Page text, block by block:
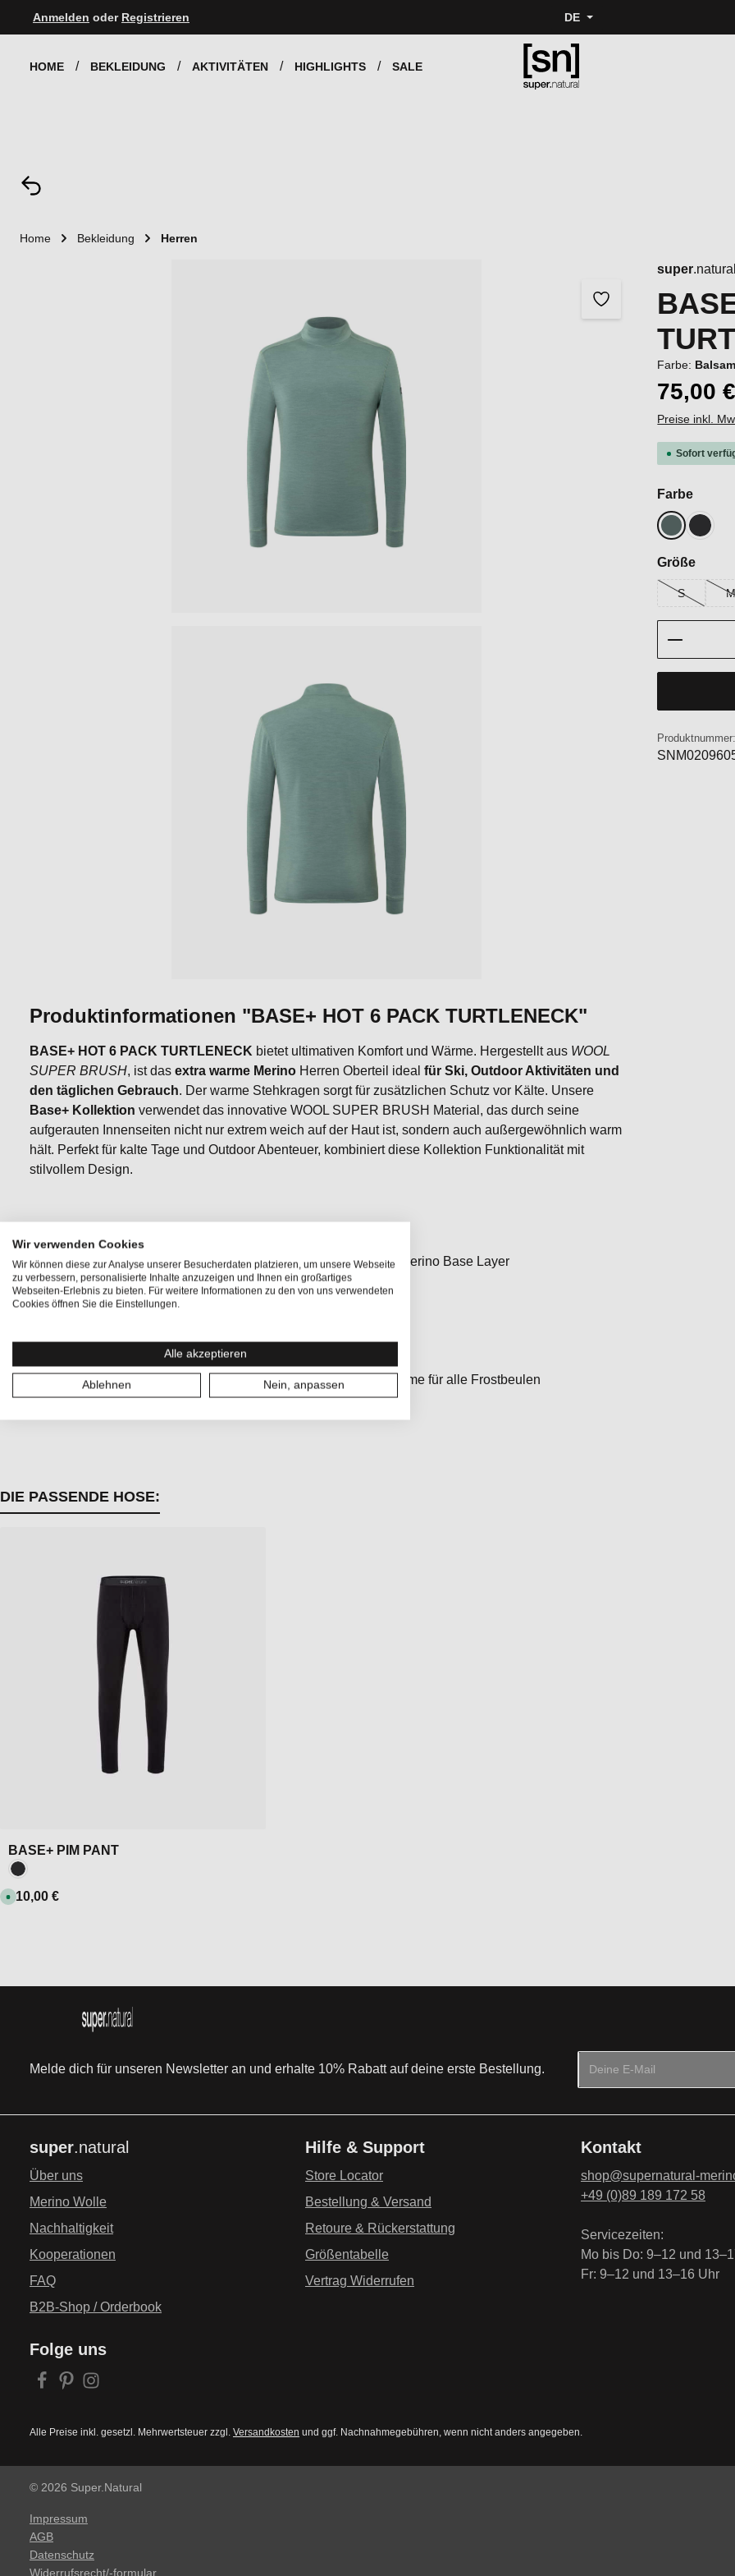
Hauptnavigation springen
Anmelden oder Registrieren DE
HOME BEKLEIDUNG AKTIVITÄTEN HIGHLIGHTS SALE
Home Bekleidung Herren
super.natural
Farbe:
75,00 €
Preise inkl.
Sofort
Farbe
BalsamJet
Größe
S
(Diese
Produktnummer:
Produktinformationen "BASE+ HOT 6 PACK TURTLENECK"
BASE+ HOT 6 PACK TURTLENECK bietet ultimativen Komfort und Wärme. Hergestellt aus WOOL
SUPER BRUSH, ist das extra warme Merino Herren Oberteil ideal für Ski, Outdoor Aktivitäten und
den täglichen Gebrauch. Der warme Stehkragen sorgt für zusätzlichen Schutz vor Kälte. Unsere
Base+ Kollektion verwendet das innovative WOOL SUPER BRUSH Material, das durch seine
aufgerauten Innenseiten nicht nur extrem weich auf der Haut ist, sondern auch außergewöhnlich warm
hält. Perfekt für kalte Tage und Outdoor Abenteuer, kombiniert diese Kollektion Funktionalität mit
stilvollem Design.
• Extra warmes, kuschelig weiches und waschmaschinenfestes Merino Base Layer
• Warmer Stehkragen für zusätzlichen Kälteschutz
• Ideal kombinierbar mitBASE+ PIM PANTS
Base+ Kollektion für ultimativen Komfort und extra Wärme für alle Frostbeulen
DIE PASSENDE HOSE:
BASE+ PIM PANT
Farbe:
Jet Black
Regulärer Preis:
S
o
f
110,00 €
Melde dich für unseren Newsletter an und erhalte 10% Rabatt auf deine erste Bestellung.
genommen und die
einverstanden.*
Die mit einem Stern (*)
Folge uns
Alle Preise inkl. gesetzl. Mehrwertsteuer zzgl. Versandkosten und ggf. Nachnahmegebühren, wenn nicht anders angegeben.
super.natural
Über uns
Merino Wolle
Nachhaltigkeit
Kooperationen
FAQ
B2B-Shop / Orderbook
Hilfe & Support
Store Locator
Bestellung & Versand
Retoure & Rückerstattung
Größentabelle
Vertrag Widerrufen
Kontakt
shop@supernatural-
+49 (0)89 189 172 58
Servicezeiten:
Mo bis Do: 9–12 und
Fr: 9–12 und 13–16 Uhr
© 2026 Super.Natural
Impressum
AGB
Datenschutz
Widerrufsrecht/-formular
Wir verwenden Cookies
Wir können diese zur Analyse unserer Besucherdaten platzieren, um unsere Webseite
zu verbessern, personalisierte Inhalte anzuzeigen und Ihnen ein großartiges
Webseiten-Erlebnis zu bieten. Für weitere Informationen zu den von uns verwendeten
Cookies öffnen Sie die Einstellungen.
Alle akzeptieren
Ablehnen Nein, anpassen